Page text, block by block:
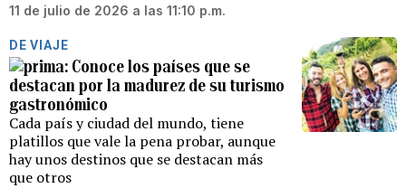
11 de julio de 2026 a las 11:10 p.m.
DE VIAJE
Conoce los países que se
destacan por la madurez de su turismo
gastronómico
Cada país y ciudad del mundo, tiene
platillos que vale la pena probar, aunque
hay unos destinos que se destacan más
que otros